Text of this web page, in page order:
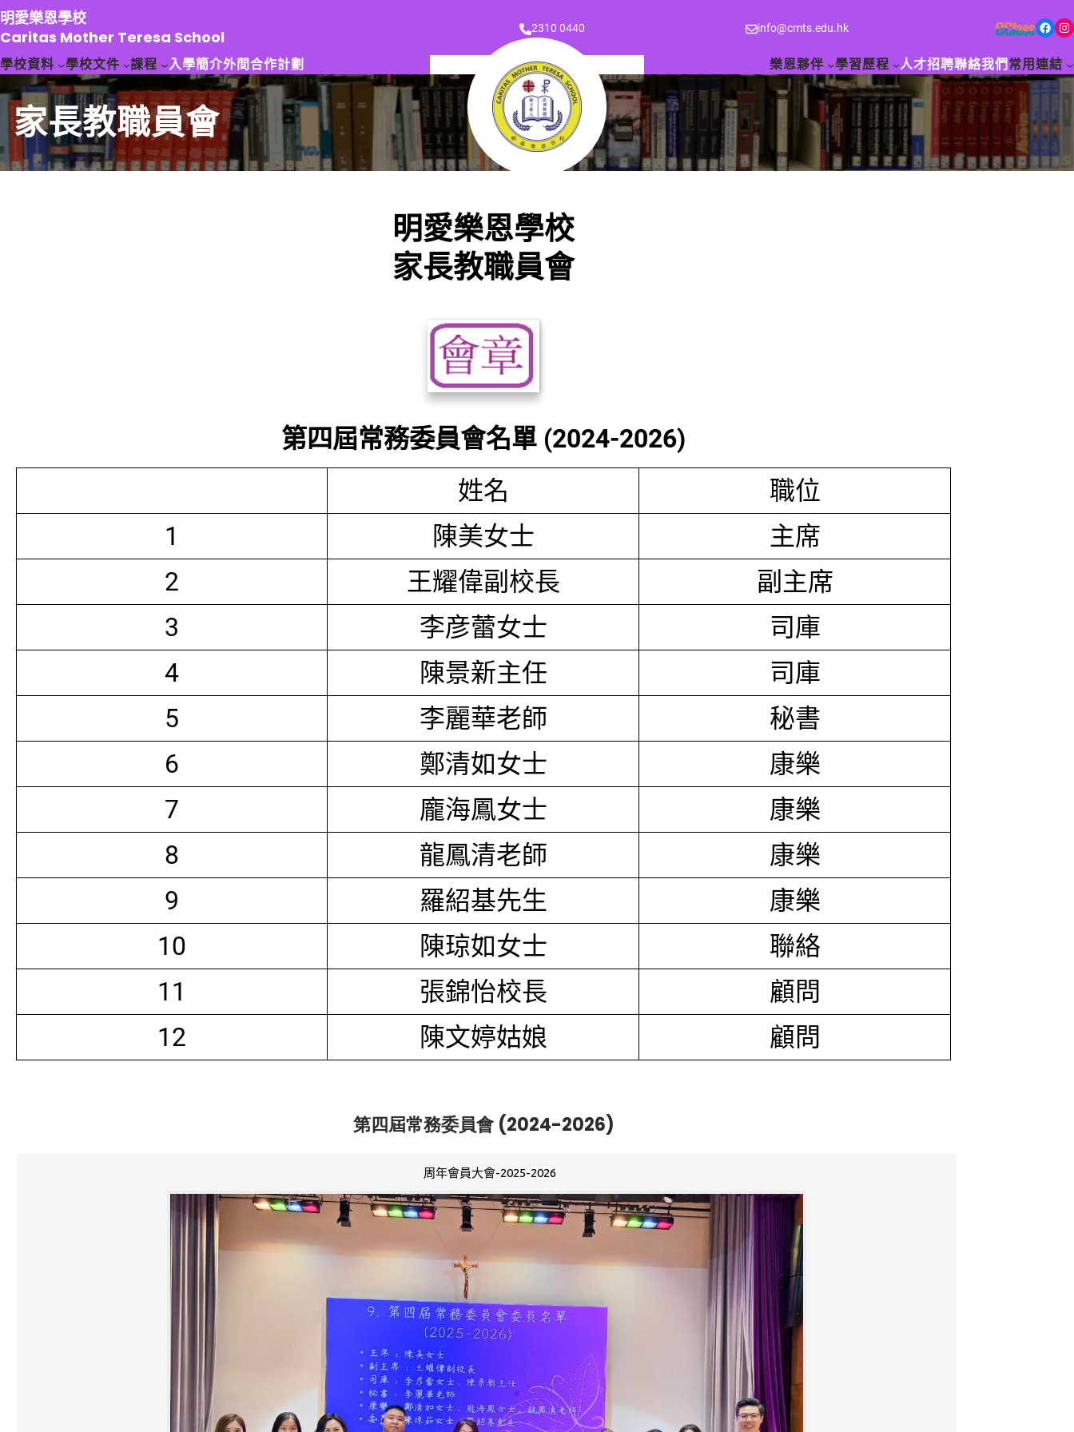
跳
至
主
要
容
明愛樂恩學校
Caritas Mother Teresa School
2310 0440 info@cmts.edu.hk Facebook Instagram
學校資料 學校文件 課程 入學簡介外間合作計劃 樂恩夥伴 學習歷程 人才招聘聯絡我們 常用連結
家長教職員會
明愛樂恩學校
家長教職員會
第四屆常務委員會名單 (2024-2026)
姓名
職位
1
陳美女士
主席
2
王耀偉副校長
副主席
3
李彦蕾女士
司庫
4
陳景新主任
司庫
5
李麗華老師
秘書
6
鄭清如女士
康樂
7
龐海鳳女士
康樂
8
龍鳳清老師
康樂
9
羅紹基先生
康樂
10
陳琼如女士
聯絡
11
張錦怡校長
顧問
12
陳文婷姑娘 顧問
第四屆常務委員會 (2024-2026)
周年會員大會-2025-2026